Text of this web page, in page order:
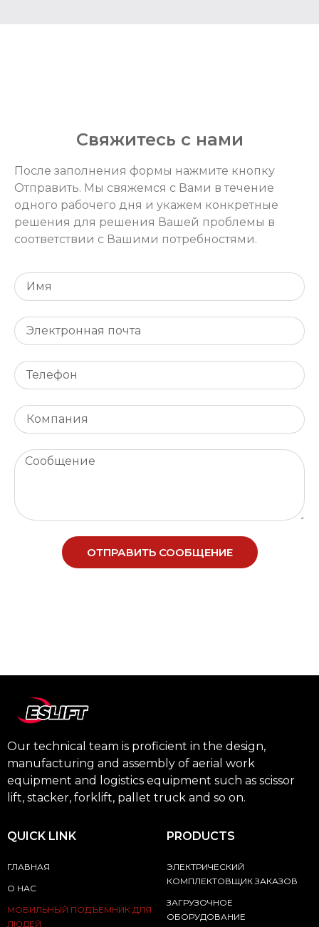
Свяжитесь с нами
После заполнения формы нажмите кнопку
Отправить. Мы свяжемся с Вами в течение
одного рабочего дня и укажем конкретные
решения для решения Вашей проблемы в
соответствии с Вашими потребностями.
ОТПРАВИТЬ СООБЩЕНИЕ
Our technical team is proficient in the design,
manufacturing and assembly of aerial work
equipment and logistics equipment such as scissor
lift, stacker, forklift, pallet truck and so on.
QUICK LINK
ГЛАВНАЯ
О НАС
МОБИЛЬНЫЙ ПОДЪЕМНИК ДЛЯ
ЛЮДЕЙ
PRODUCTS
ЭЛЕКТРИЧЕСКИЙ
КОМПЛЕКТОВЩИК ЗАКАЗОВ
ЗАГРУЗОЧНОЕ
ОБОРУДОВАНИЕ